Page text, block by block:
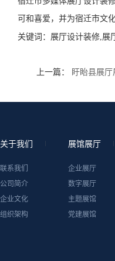
可和喜爱，并为宿迁市文
关键词： 展厅设计装修,展
上一篇： 盱眙县展
关于我们
联系我们
公司简介
企业文化
组织架构
展馆展厅
企业展厅
数字展厅
主题展馆
党建展馆